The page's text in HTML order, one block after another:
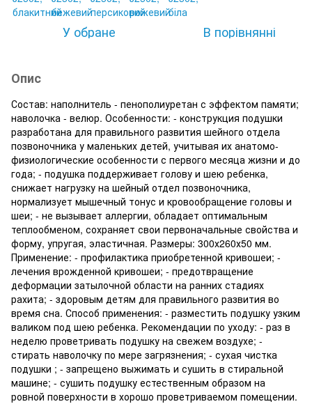
У обране В порівнянні
Опис
Состав: наполнитель - пенополиуретан с эффектом памяти;
наволочка - велюр. Особенности: - конструкция подушки
разработана для правильного развития шейного отдела
позвоночника у маленьких детей, учитывая их анатомо-
физиологические особенности с первого месяца жизни и до
года; - подушка поддерживает голову и шею ребенка,
снижает нагрузку на шейный отдел позвоночника,
нормализует мышечный тонус и кровообращение головы и
шеи; - не вызывает аллергии, обладает оптимальным
теплообменом, сохраняет свои первоначальные свойства и
форму, упругая, эластичная. Размеры: 300х260х50 мм.
Применение: - профилактика приобретенной кривошеи; -
лечения врожденной кривошеи; - предотвращение
деформации затылочной области на ранних стадиях
рахита; - здоровым детям для правильного развития во
время сна. Способ применения: - разместить подушку узким
валиком под шею ребенка. Рекомендации по уходу: - раз в
неделю проветривать подушку на свежем воздухе; -
стирать наволочку по мере загрязнения; - сухая чистка
подушки ; - запрещено выжимать и сушить в стиральной
машине; - сушить подушку естественным образом на
ровной поверхности в хорошо проветриваемом помещении.